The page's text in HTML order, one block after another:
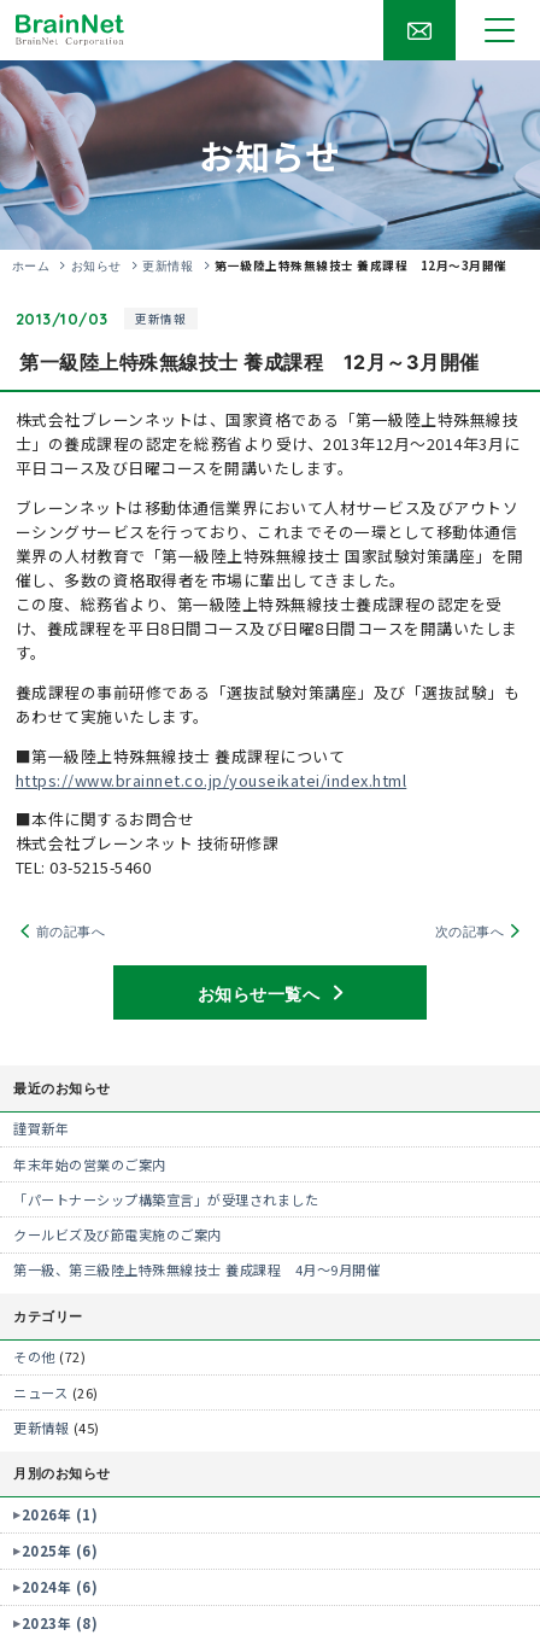
お知らせ
ホーム お知らせ 更新情報 第一級陸上特殊無線技士 養成課程 12月～3月開催
2013/10/03 更新情報
第一級陸上特殊無線技士 養成課程 12月～3月開催
株式会社ブレーンネットは、国家資格である「第一級陸上特殊無線技
士」の養成課程の認定を総務省より受け、2013年12月～2014年3月に
平日コース及び日曜コースを開講いたします。
ブレーンネットは移動体通信業界において人材サービス及びアウトソ
ーシングサービスを行っており、これまでその一環として移動体通信
業界の人材教育で「第一級陸上特殊無線技士 国家試験対策講座」を開
催し、多数の資格取得者を市場に輩出してきました。
この度、総務省より、第一級陸上特殊無線技士養成課程の認定を受
け、養成課程を平日8日間コース及び日曜8日間コースを開講いたしま
す。
養成課程の事前研修である「選抜試験対策講座」及び「選抜試験」も
あわせて実施いたします。
■第一級陸上特殊無線技士 養成課程について
https://www.brainnet.co.jp/youseikatei/index.html
■本件に関するお問合せ
株式会社ブレーンネット 技術研修課
TEL: 03-5215-5460
前の記事へ 次の記事へ
お知らせ一覧へ
最近のお知らせ
謹賀新年
年末年始の営業のご案内
「パートナーシップ構築宣言」が受理されました
クールビズ及び節電実施のご案内
第一級、第三級陸上特殊無線技士 養成課程 4月～9月開催
カテゴリー
その他(72)
ニュース (26)
更新情報 (45)
月別のお知らせ
2026年 (1)
2025年 (6)
2024年 (6)
2023年 (8)